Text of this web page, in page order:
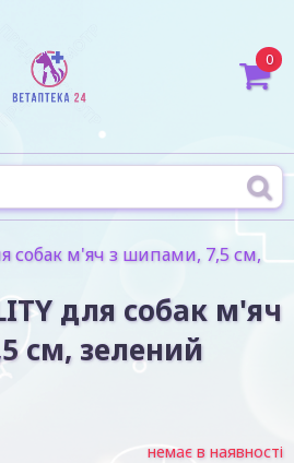
0
собак м'яч з шипами, 7,5 см,
для собак м'яч
см, зелений
немає в наявності